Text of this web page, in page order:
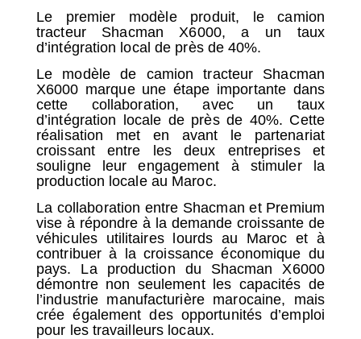
Le premier modèle produit, le camion
tracteur Shacman X6000, a un taux
d’intégration local de près de 40%.
Le modèle de camion tracteur Shacman
X6000 marque une étape importante dans
cette collaboration, avec un taux
d’intégration locale de près de 40%. Cette
réalisation met en avant le partenariat
croissant entre les deux entreprises et
souligne leur engagement à stimuler la
production locale au Maroc.
La collaboration entre Shacman et Premium
vise à répondre à la demande croissante de
véhicules utilitaires lourds au Maroc et à
contribuer à la croissance économique du
pays. La production du Shacman X6000
démontre non seulement les capacités de
l’industrie manufacturière marocaine, mais
crée également des opportunités d’emploi
pour les travailleurs locaux.